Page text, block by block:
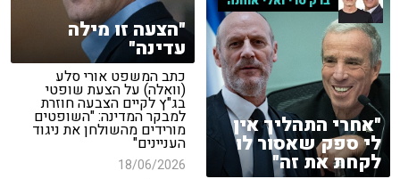
"הצעה זו מילה
עדינה"
כתב המשפט אורי סלע
(וואלה) על הצעת שופטי
בג"ץ לקיים הצבעה חוזרת
למבקר המדינה: "השופטים
מורידים מהשולחן את ניגוד
העניינים"
18/06/2026
"אחרי התהליך אין
לי ספק שאסור לו
לקחת את זה"